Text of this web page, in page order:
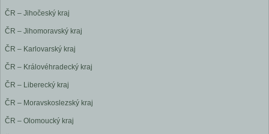
ČR – Jihočeský kraj
ČR – Jihomoravský kraj
ČR – Karlovarský kraj
ČR – Královéhradecký kraj
ČR – Liberecký kraj
ČR – Moravskoslezský kraj
ČR – Olomoucký kraj